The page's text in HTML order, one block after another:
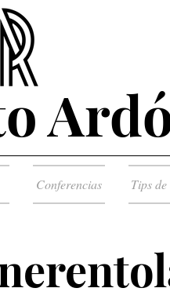
Conferencias Tips